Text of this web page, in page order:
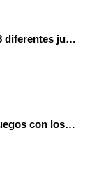
Programa con Scratch, 8 diferentes juegos para vivir la emoción de los partidos de España en el mundial 2026
Programa con Scratch juegos con los partidos del mundial 2026 ganados por España